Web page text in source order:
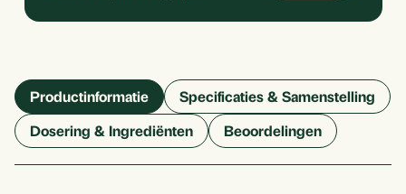
Productinformatie
Specificaties & Samenstelling
Dosering & Ingrediënten
Beoordelingen